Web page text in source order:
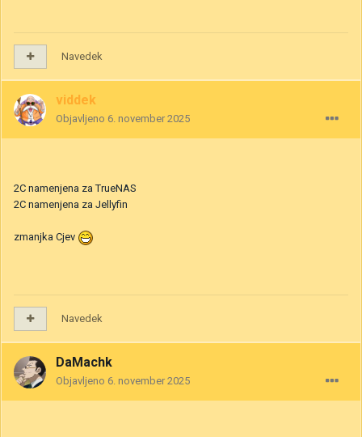
Navedek
viddek
Objavljeno 6. november 2025
2C namenjena za TrueNAS
2C namenjena za Jellyfin
zmanjka Cjev
Navedek
DaMachk
Objavljeno 6. november 2025